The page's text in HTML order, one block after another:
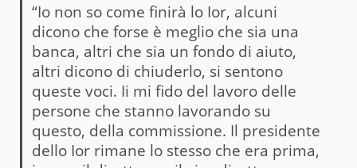
“Io non so come finirà lo Ior, alcuni
dicono che forse è meglio che sia una
banca, altri che sia un fondo di aiuto,
altri dicono di chiuderlo, si sentono
queste voci. Ii mi fido del lavoro delle
persone che stanno lavorando su
questo, della commissione. Il presidente
dello Ior rimane lo stesso che era prima,